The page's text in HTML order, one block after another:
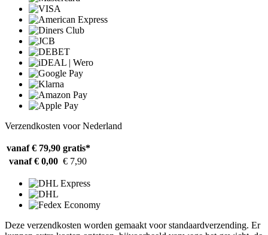
Verzendkosten voor Nederland
vanaf € 79,90 gratis*
vanaf € 0,00 € 7,90
Deze verzendkosten worden gemaakt voor standaardverzending. Er